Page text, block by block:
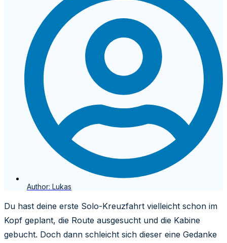
Author: Lukas
Du hast deine erste Solo-Kreuzfahrt vielleicht schon im
Kopf geplant, die Route ausgesucht und die Kabine
gebucht. Doch dann schleicht sich dieser eine Gedanke